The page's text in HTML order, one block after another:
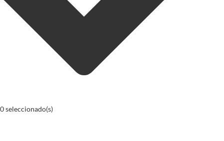
0seleccionado(s)